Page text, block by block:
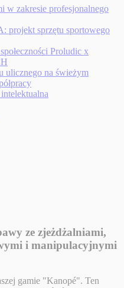
w zakresie profesjonalnego
projekt sprzętu sportowego
Proludic x
ulicznego na świeżym
ze zjeżdżalniami,
i manipulacyjnymi
gamie "Kanopé". Ten